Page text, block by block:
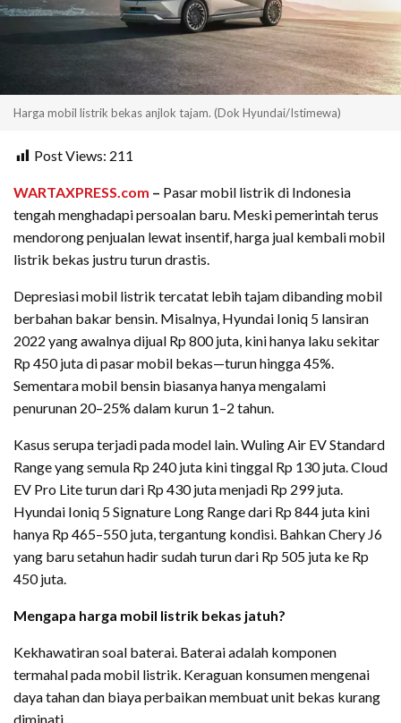
Harga mobil listrik bekas anjlok tajam. (Dok Hyundai/Istimewa)
Post Views: 211
WARTAXPRESS.com – Pasar mobil listrik di Indonesia
tengah menghadapi persoalan baru. Meski pemerintah terus
mendorong penjualan lewat insentif, harga jual kembali mobil
listrik bekas justru turun drastis.
Depresiasi mobil listrik tercatat lebih tajam dibanding mobil
berbahan bakar bensin. Misalnya, Hyundai Ioniq 5 lansiran
2022 yang awalnya dijual Rp 800 juta, kini hanya laku sekitar
Rp 450 juta di pasar mobil bekas—turun hingga 45%.
Sementara mobil bensin biasanya hanya mengalami
penurunan 20–25% dalam kurun 1–2 tahun.
Kasus serupa terjadi pada model lain. Wuling Air EV Standard
Range yang semula Rp 240 juta kini tinggal Rp 130 juta. Cloud
EV Pro Lite turun dari Rp 430 juta menjadi Rp 299 juta.
Hyundai Ioniq 5 Signature Long Range dari Rp 844 juta kini
hanya Rp 465–550 juta, tergantung kondisi. Bahkan Chery J6
yang baru setahun hadir sudah turun dari Rp 505 juta ke Rp
450 juta.
Mengapa harga mobil listrik bekas jatuh?
Kekhawatiran soal baterai. Baterai adalah komponen
termahal pada mobil listrik. Keraguan konsumen mengenai
daya tahan dan biaya perbaikan membuat unit bekas kurang
diminati.